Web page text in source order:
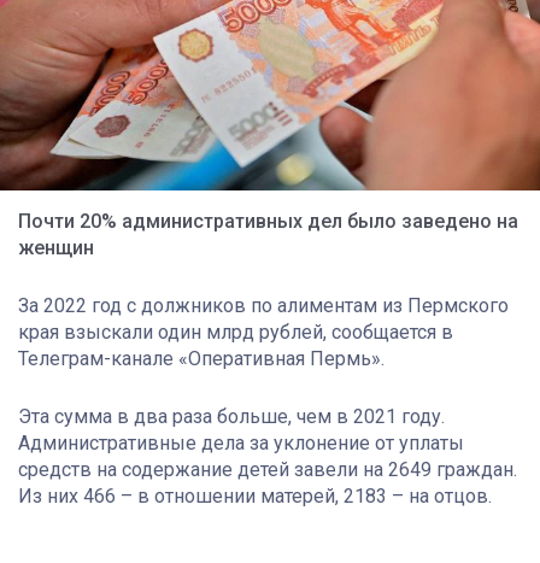
Почти 20% административных дел было заведено на
женщин
За 2022 год с должников по алиментам из Пермского
края взыскали один млрд рублей, сообщается в
Телеграм-канале «Оперативная Пермь».
Эта сумма в два раза больше, чем в 2021 году.
Административные дела за уклонение от уплаты
средств на содержание детей завели на 2649 граждан.
Из них 466 – в отношении матерей, 2183 – на отцов.